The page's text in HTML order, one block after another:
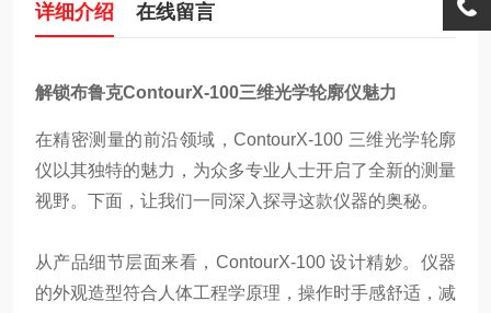
详细介绍 在线留言
解锁布鲁克ContourX-100三维光学轮廓仪魅力
在精密测量的前沿领域，ContourX-100 三维光学轮廓
仪以其独特的魅力，为众多专业人士开启了全新的测量
视野。下面，让我们一同深入探寻这款仪器的奥秘。
从产品细节层面来看，ContourX-100 设计精妙。仪器
的外观造型符合人体工程学原理，操作时手感舒适，减